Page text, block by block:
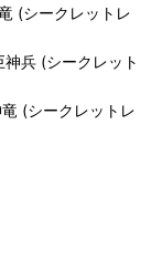
(シークレットレ
兵 (シークレット
(シークレットレ